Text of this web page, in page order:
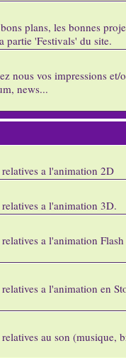
plans, les bonnes
partie 'Festivals' du site.
nous vos impressions et/
news...
a l'animation 2D
a l'animation 3D.
a l'animation
a l'animation en
au son (musique,